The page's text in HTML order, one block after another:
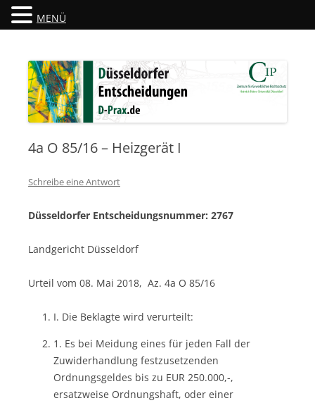
Düsseldorfer Entscheidungen
4a O 85/16 – Heizgerät I
Schreibe eine Antwort
Düsseldorfer Entscheidungsnummer: 2767
Landgericht Düsseldorf
Urteil vom 08. Mai 2018, Az. 4a O 85/16
I. Die Beklagte wird verurteilt:
1. Es bei Meidung eines für jeden Fall der
Zuwiderhandlung festzusetzenden
Ordnungsgeldes bis zu EUR 250.000,-,
ersatzweise Ordnungshaft, oder einer
MENÜ